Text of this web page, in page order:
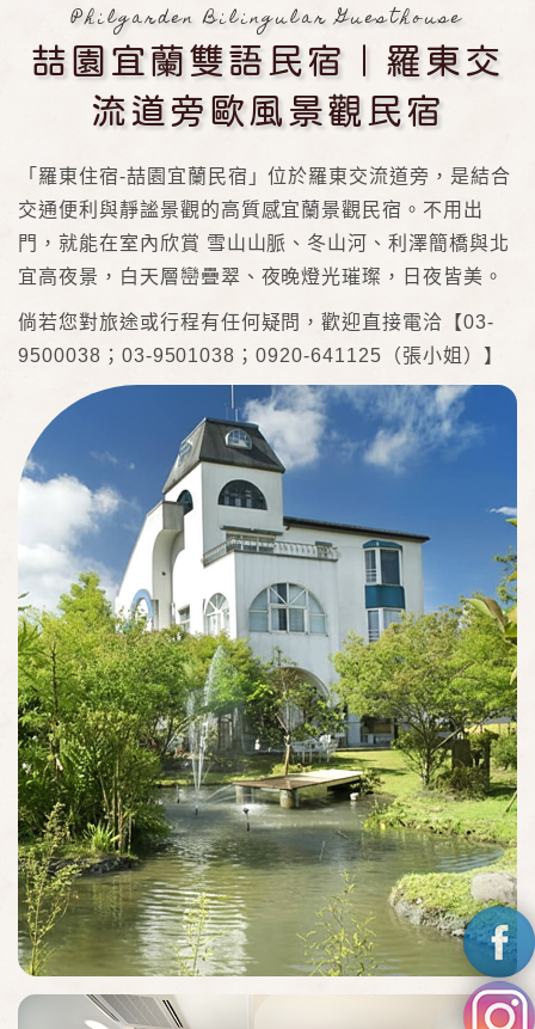
Philgarden Bilingular Guesthouse
喆園宜蘭雙語民宿｜羅東交
流道旁歐風景觀民宿
「羅東住宿-喆園宜蘭民宿」位於羅東交流道旁，是結合
交通便利與靜謐景觀的高質感宜蘭景觀民宿。不用出
門，就能在室內欣賞 雪山山脈、冬山河、利澤簡橋與北
宜高夜景，白天層巒疊翠、夜晚燈光璀璨，日夜皆美。
倘若您對旅途或行程有任何疑問，歡迎直接電洽【03-
9500038；03-9501038；0920-641125（張小姐）】